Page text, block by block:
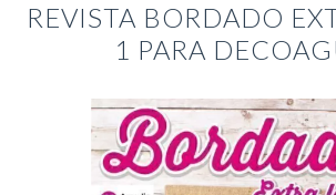
REVISTA BORDADO
1 PARA